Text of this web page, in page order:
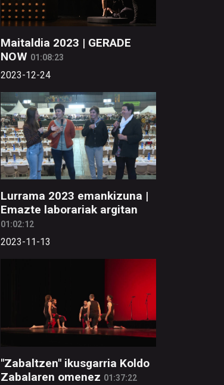
Maitaldia 2023 | GERADE
NOW 01:08:23
2023-12-24
Lurrama 2023 emankizuna |
Emazte laborariak argitan
01:02:12
2023-11-13
"Zabaltzen" ikusgarria Koldo
Zabalaren omenez 01:37:22